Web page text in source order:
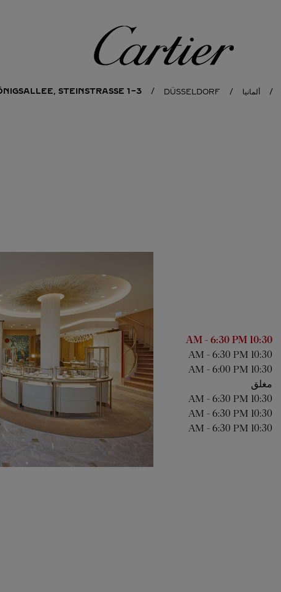
ألمانيا DÜSSELDORF
STEINSTRASSE 1-3
الساعات
10:30 AM
- 6:30 PM
10:30 AM
- 6:30 PM
10:30 AM
- 6:00 PM
مغلق
10:30 AM
- 6:30 PM
10:30 AM
- 6:30 PM
10:30 AM
- 6:30 PM